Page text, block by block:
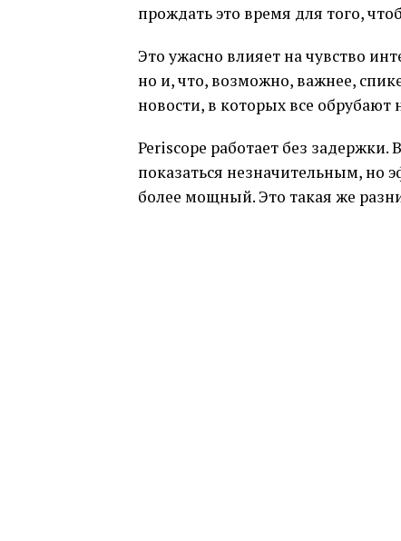
прождать это время для того,
Это ужасно влияет на чувство
но и, что, возможно, важнее,
новости, в которых все обрубают
Periscope работает без
показаться незначительным, но
более мощный. Это такая же